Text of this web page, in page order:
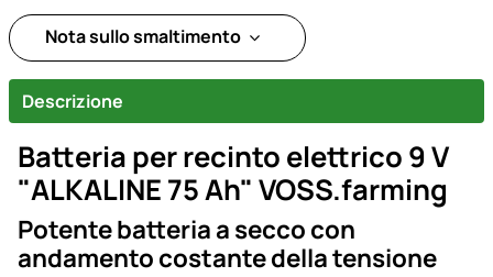
Nota sullo smaltimento
Descrizione
Batteria per recinto elettrico 9 V
"ALKALINE 75 Ah" VOSS.farming
Potente batteria a secco con
andamento costante della tensione